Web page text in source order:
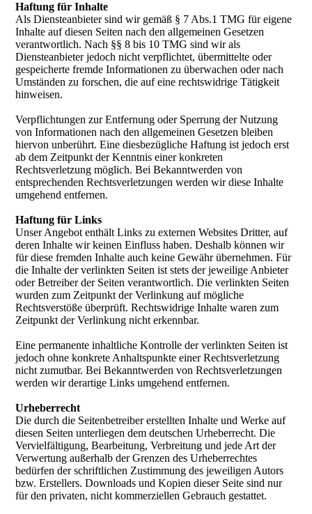
Haftung für Inhalte
Als Diensteanbieter sind wir gemäß § 7 Abs.1 TMG für eigene
Inhalte auf diesen Seiten nach den allgemeinen Gesetzen
verantwortlich. Nach §§ 8 bis 10 TMG sind wir als
Diensteanbieter jedoch nicht verpflichtet, übermittelte oder
gespeicherte fremde Informationen zu überwachen oder nach
Umständen zu forschen, die auf eine rechtswidrige Tätigkeit
hinweisen.
Verpflichtungen zur Entfernung oder Sperrung der Nutzung
von Informationen nach den allgemeinen Gesetzen bleiben
hiervon unberührt. Eine diesbezügliche Haftung ist jedoch erst
ab dem Zeitpunkt der Kenntnis einer konkreten
Rechtsverletzung möglich. Bei Bekanntwerden von
entsprechenden Rechtsverletzungen werden wir diese Inhalte
umgehend entfernen.
Haftung für Links
Unser Angebot enthält Links zu externen Websites Dritter, auf
deren Inhalte wir keinen Einfluss haben. Deshalb können wir
für diese fremden Inhalte auch keine Gewähr übernehmen. Für
die Inhalte der verlinkten Seiten ist stets der jeweilige Anbieter
oder Betreiber der Seiten verantwortlich. Die verlinkten Seiten
wurden zum Zeitpunkt der Verlinkung auf mögliche
Rechtsverstöße überprüft. Rechtswidrige Inhalte waren zum
Zeitpunkt der Verlinkung nicht erkennbar.
Eine permanente inhaltliche Kontrolle der verlinkten Seiten ist
jedoch ohne konkrete Anhaltspunkte einer Rechtsverletzung
nicht zumutbar. Bei Bekanntwerden von Rechtsverletzungen
werden wir derartige Links umgehend entfernen.
Urheberrecht
Die durch die Seitenbetreiber erstellten Inhalte und Werke auf
diesen Seiten unterliegen dem deutschen Urheberrecht. Die
Vervielfältigung, Bearbeitung, Verbreitung und jede Art der
Verwertung außerhalb der Grenzen des Urheberrechtes
bedürfen der schriftlichen Zustimmung des jeweiligen Autors
bzw. Erstellers. Downloads und Kopien dieser Seite sind nur
für den privaten, nicht kommerziellen Gebrauch gestattet.